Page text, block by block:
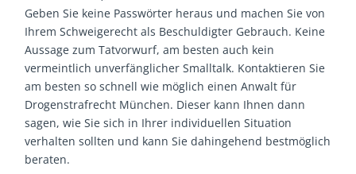
Geben Sie keine Passwörter heraus und machen Sie von
Ihrem Schweigerecht als Beschuldigter Gebrauch. Keine
Aussage zum Tatvorwurf, am besten auch kein
vermeintlich unverfänglicher Smalltalk. Kontaktieren Sie
am besten so schnell wie möglich einen Anwalt für
Drogenstrafrecht München. Dieser kann Ihnen dann
sagen, wie Sie sich in Ihrer individuellen Situation
verhalten sollten und kann Sie dahingehend bestmöglich
beraten.